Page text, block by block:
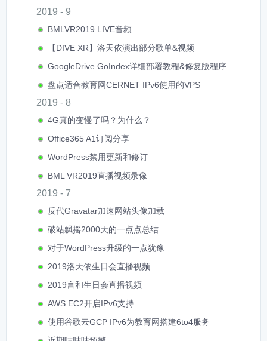
2019 - 9
BMLVR2019 LIVE音频
【DIVE XR】洛天依演出部分歌单&视频
GoogleDrive GoIndex详细部署教程&修复版程序
盘点适合教育网CERNET IPv6使用的VPS
2019 - 8
4G真的变慢了吗？为什么？
Office365 A1订阅分享
WordPress禁用更新和修订
BML VR2019直播视频录像
2019 - 7
反代Gravatar加速网站头像加载
破站飘摇2000天的一点点总结
对于WordPress升级的一点犹豫
2019洛天依生日会直播视频
2019言和生日会直播视频
AWS EC2开启IPv6支持
使用谷歌云GCP IPv6为教育网搭建6to4服务